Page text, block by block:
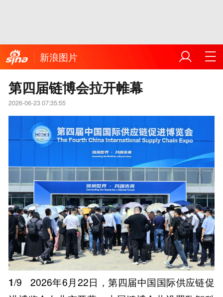
新浪图片
第四届链博会拉开帷幕
2026-06-23 07:35:55
1/9
2026年6月22日，第四届中国国际供应链促